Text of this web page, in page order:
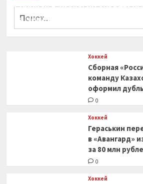
место
Сборная Канады по хоккею
на чемпионат мира
Хоккей
Сборная
команду
оформил
0
Хоккей
Гераськин
в «Авангард»
за 80 млн
0
Хоккей